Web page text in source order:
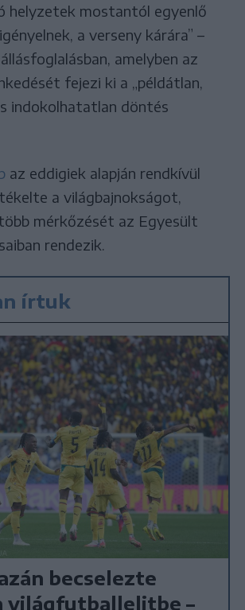
helyzetek mostantól egyenlő
a verseny kárára” –
amelyben az
fejezi ki a „példátlan,
indokolhatatlan döntés
az eddigiek alapján rendkívül
a világbajnokságot,
mérkőzését az Egyesült
rendezik.
írtuk
becselezte
világfutballelitbe –